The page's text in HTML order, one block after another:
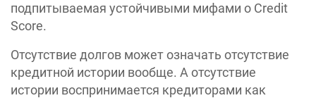
подпитываемая устойчивыми мифами о Credit
Score.
Отсутствие долгов может означать отсутствие
кредитной истории вообще. А отсутствие
истории воспринимается кредиторами как